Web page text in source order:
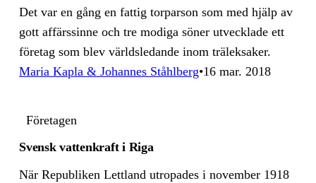
Det var en gång en fattig torparson som med hjälp av
gott affärssinne och tre modiga söner utvecklade ett
företag som blev världsledande inom träleksaker.
Maria Kapla & Johannes Ståhlberg 16 mar. 2018
Företagen
Svensk vattenkraft i Riga
När Republiken Lettland utropades i november 1918